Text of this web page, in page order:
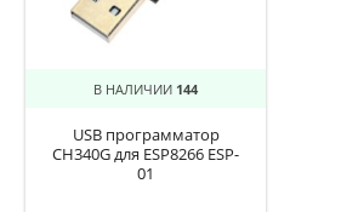
В НАЛИЧИИ 144
USB программатор
CH340G для ESP8266 ESP-
01